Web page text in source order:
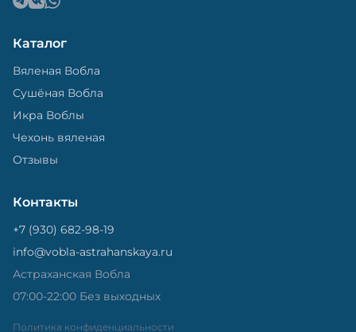
Каталог
Вяленая Вобла
Сушёная Вобла
Икра Воблы
Чехонь вяленая
Отзывы
Контакты
+7 (930) 682-98-19
info@vobla-astrahanskaya.ru
Астраханская Вобла
07:00-22:00 Без выходных
Политика конфиденциальности